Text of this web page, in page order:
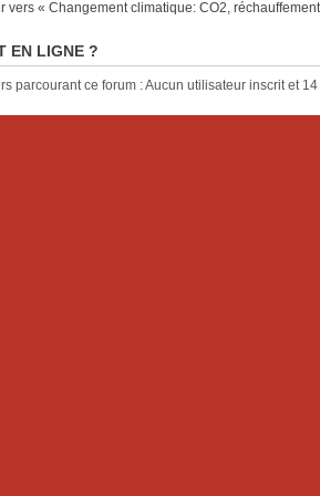
vers « Changement climatique: CO2,
EN LIGNE ?
parcourant ce forum : Aucun utilisateur inscrit et